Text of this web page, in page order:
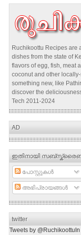
Ruchikoottu Recipes are
dishes from the state of
flavors of egg, fish, meat
coconut and other
something new, like
discover the
Tech 2011-2024
AD
ഇതിനായി
പോസ്റ്റുകള്‍
അഭിപ്രായങ്ങള്‍
twitter
Tweets by @RuchikoottuIn